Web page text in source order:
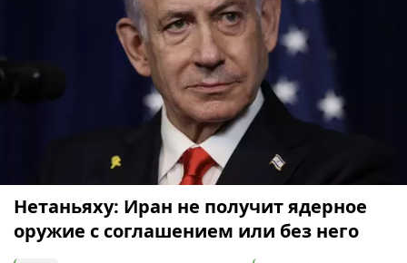
Нетаньяху: Иран не получит ядерное
оружие с соглашением или без него